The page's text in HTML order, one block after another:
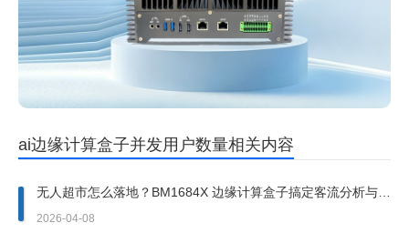
ai边缘计算盒子并发用户数量相关内容
无人超市怎么落地？BM1684X 边缘计算盒子搞定客流分析与行
为识别
2026-04-08